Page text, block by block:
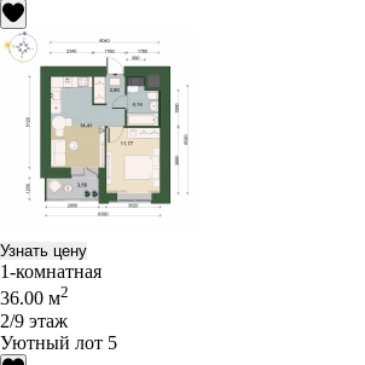
Узнать цену
1-комнатная
36.00 м2
2/9 этаж
Уютный лот 5